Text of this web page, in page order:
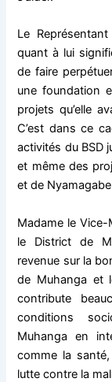
Le
quant à lui
de faire
une foundation
projets qu’elle
C’est dans ce
activités du BSD
et même des
et de
Madame le
le District de
revenue sur la
de Muhanga et
contribute
conditions
Muhanga en
comme la
lutte contre la